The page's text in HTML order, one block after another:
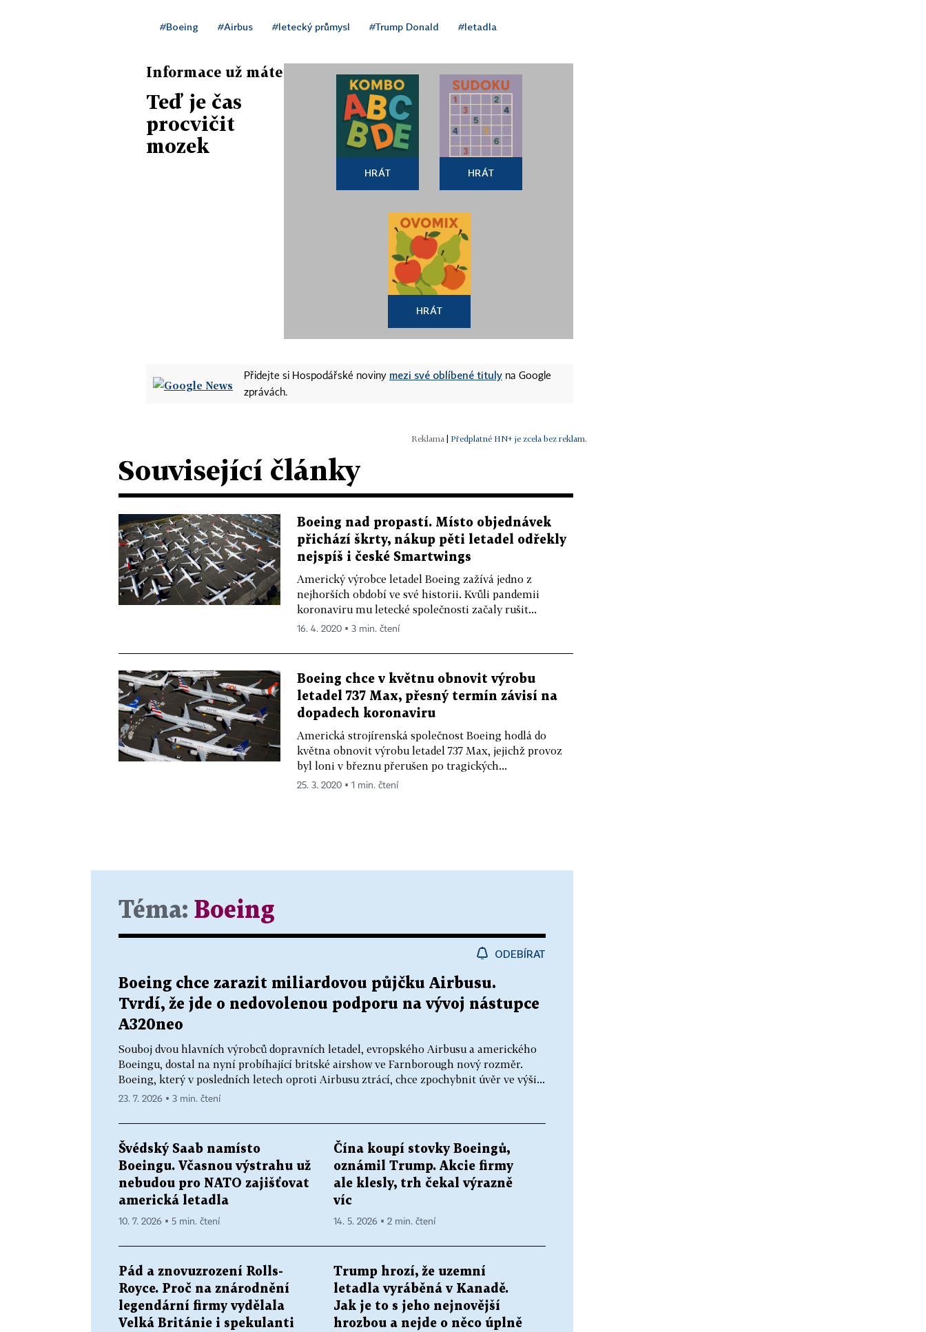
#Boeing #Airbus #letecký průmysl #Trump Donald #letadla
Informace už máte
Teď je čas
procvičit
mozek
HRÁT HRÁT
HRÁT
Přidejte si Hospodářské noviny mezi své oblíbené tituly na Google
zprávách.
| Předplatné HN+ je zcela bez reklam.
Související články
Boeing nad propastí. Místo objednávek
přichází škrty, nákup pěti letadel odřekly
nejspíš i české Smartwings
Americký výrobce letadel Boeing zažívá jedno z
nejhorších období ve své historii. Kvůli pandemii
koronaviru mu letecké společnosti začaly rušit...
16. 4. 2020 ▪ 3 min. čtení
Boeing chce v květnu obnovit výrobu
letadel 737 Max, přesný termín závisí na
dopadech koronaviru
Americká strojírenská společnost Boeing hodlá do
května obnovit výrobu letadel 737 Max, jejichž provoz
byl loni v březnu přerušen po tragických...
25. 3. 2020 ▪ 1 min. čtení
Téma: Boeing
ODEBÍRAT
Boeing chce zarazit miliardovou půjčku Airbusu.
Tvrdí, že jde o nedovolenou podporu na vývoj nástupce
A320neo
Souboj dvou hlavních výrobců dopravních letadel, evropského Airbusu a amerického
Boeingu, dostal na nyní probíhající britské airshow ve Farnborough nový rozměr.
Boeing, který v posledních letech oproti Airbusu ztrácí, chce zpochybnit úvěr ve výši...
23. 7. 2026 ▪ 3 min. čtení
Švédský Saab namísto
Boeingu. Včasnou výstrahu už
nebudou pro NATO zajišťovat
americká letadla
10. 7. 2026 ▪ 5 min. čtení
Čína koupí stovky Boeingů,
oznámil Trump. Akcie firmy
ale klesly, trh čekal výrazně
víc
14. 5. 2026 ▪ 2 min. čtení
Pád a znovuzrození Rolls-
Royce. Proč na znárodnění
legendární firmy vydělala
Velká Británie i spekulanti
Trump hrozí, že uzemní
letadla vyráběná v Kanadě.
Jak je to s jeho nejnovější
hrozbou a nejde o něco úplně